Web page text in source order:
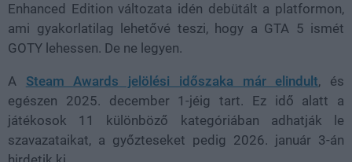
Enhanced Edition változata idén debütált a platformon,
ami gyakorlatilag lehetővé teszi, hogy a GTA 5 ismét
GOTY lehessen. De ne legyen.
A Steam Awards jelölési időszaka már elindult, és
egészen 2025. december 1-jéig
tart. Ez idő alatt a
játékosok 11 különböző kategóriában adhatják le
szavazataikat, a győzteseket pedig 2026. január 3-án